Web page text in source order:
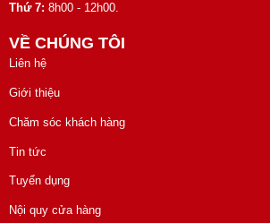
Thứ 7: 8h00 - 12h00.
VỀ CHÚNG TÔI
Liên hệ
Giới thiệu
Chăm sóc khách hàng
Tin tức
Tuyển dụng
Nội quy cửa hàng